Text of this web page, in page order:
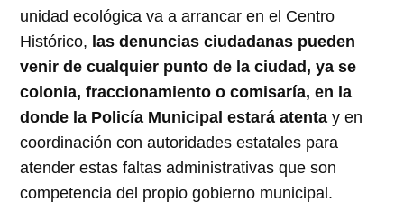
unidad ecológica va a arrancar en el Centro
Histórico, las denuncias ciudadanas pueden
venir de cualquier punto de la ciudad, ya se
colonia, fraccionamiento o comisaría, en la
donde la Policía Municipal estará atenta y en
coordinación con autoridades estatales para
atender estas faltas administrativas que son
competencia del propio gobierno municipal.